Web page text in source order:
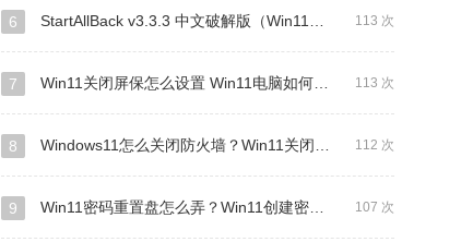
113 次
6 StartAllBack v3.3.3 中文破解版（Win11经典开始菜单）
113 次
7 Win11关闭屏保怎么设置 Win11电脑如何取消屏保
112 次
8 Windows11怎么关闭防火墙？Win11关闭Windows defender防火墙方法教程
107 次
9 Win11密码重置盘怎么弄？Win11创建密码重置盘